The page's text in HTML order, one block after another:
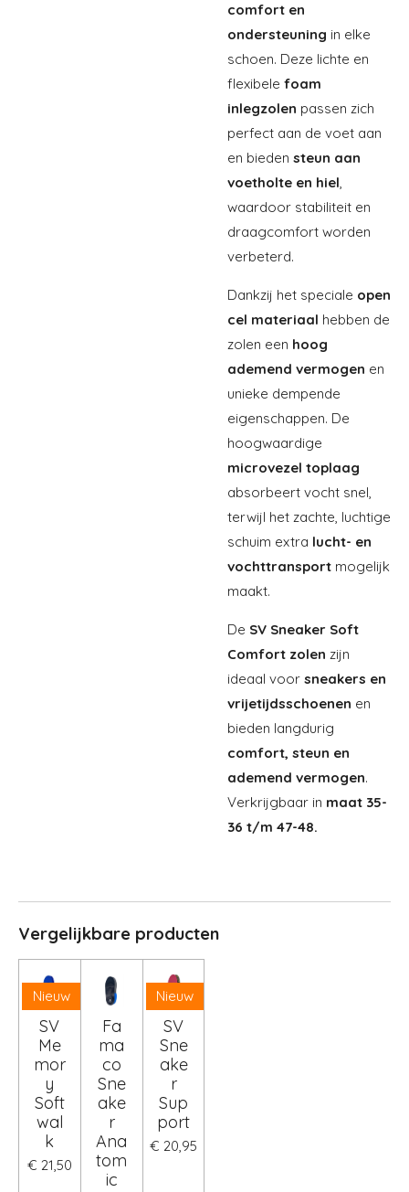
comfort en
ondersteuning in elke
schoen. Deze lichte en
flexibele foam
inlegzolen passen zich
perfect aan de voet aan
en bieden steun aan
voetholte en hiel,
waardoor stabiliteit en
draagcomfort worden
verbeterd.
Dankzij het speciale open
cel materiaal hebben de
zolen een hoog
ademend vermogen en
unieke dempende
eigenschappen. De
hoogwaardige
microvezel toplaag
absorbeert vocht snel,
terwijl het zachte, luchtige
schuim extra lucht- en
vochttransport mogelijk
maakt.
De SV Sneaker Soft
Comfort zolen zijn
ideaal voor sneakers en
vrijetijdsschoenen en
bieden langdurig
comfort, steun en
ademend vermogen.
Verkrijgbaar in maat 35-
36 t/m 47-48.
Vergelijkbare producten
Nieuw
SV
Me
mor
y
Soft
wal
k
€ 21,50
Fa
ma
co
Sne
ake
r
Ana
tom
ic
Nieuw
SV
Sne
ake
r
Sup
port
€ 20,95